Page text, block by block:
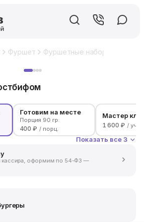
Фуршет Фуршетные наборы
Готовим на месте
Порция 90 гр.
400 ₽ / порц.
Мастер
1 600 ₽ /
Показать все 3
кассира, оформим по 54-ФЗ —